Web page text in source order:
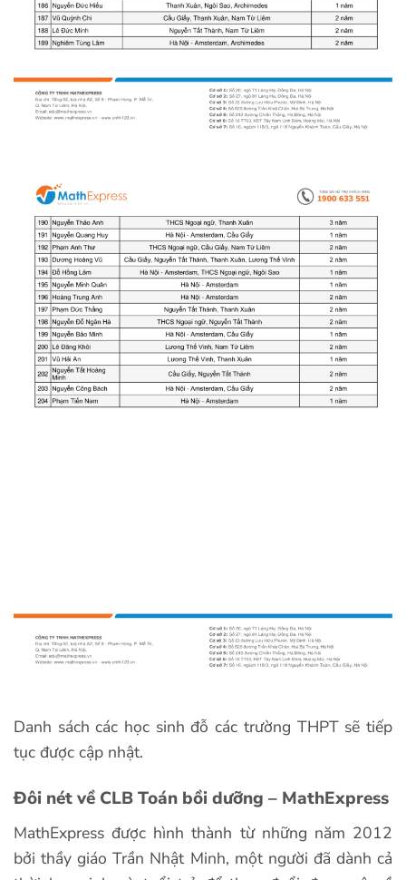
Danh sách các học sinh đỗ các trường THPT sẽ tiếp
tục được cập nhật.
Đôi nét về CLB Toán bồi dưỡng – MathExpress
MathExpress được hình thành từ những năm 2012
bởi thầy giáo Trần Nhật Minh, một người đã dành cả